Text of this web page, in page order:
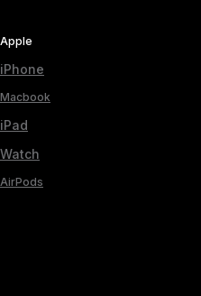
Apple
iPhone
Macbook
iPad
Watch
AirPods